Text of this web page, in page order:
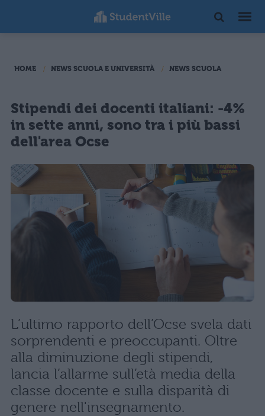
HOME NEWS SCUOLA E UNIVERSITÀ NEWS SCUOLA
Stipendi dei docenti italiani: -4%
in sette anni, sono tra i più bassi
dell'area Ocse
L’ultimo rapporto dell’Ocse svela dati
sorprendenti e preoccupanti. Oltre
alla diminuzione degli stipendi,
lancia l’allarme sull’età media della
classe docente e sulla disparità di
genere nell'insegnamento.